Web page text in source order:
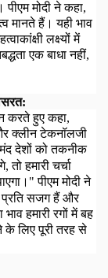
पीएम मोदी ने कहा,
मानते हैं। यही भाव
लक्ष्यों में
एक बाधा नहीं,
करते हुए कहा,
क्लीन टेकनॉलजी
देशों को तकनीक
,तो हमारी चर्चा
पीएम मोदी ने
प्रति सजग हैं और
हमारी रगों में बह
के लिए पूरी तरह से